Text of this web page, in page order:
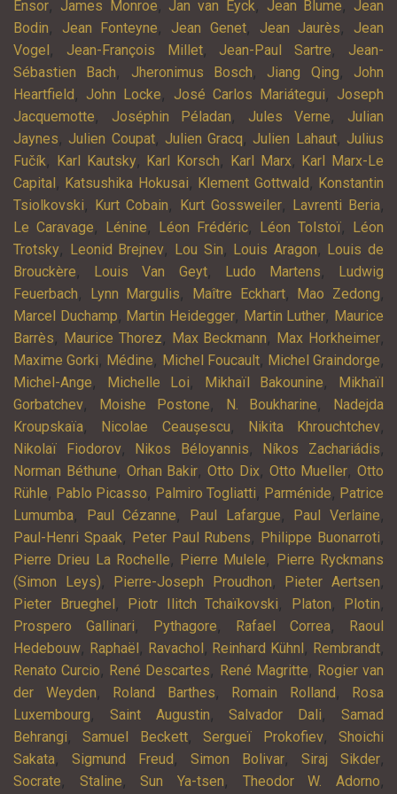
Ensor, James Monroe, Jan van Eyck, Jean Blume, Jean
Bodin, Jean Fonteyne, Jean Genet, Jean Jaurès, Jean
Vogel , Jean-François Millet, Jean-Paul Sartre, Jean-
Sébastien Bach, Jheronimus Bosch, Jiang Qing, John
Heartfield , John Locke, José Carlos Mariátegui, Joseph
Jacquemotte, Joséphin Péladan, Jules Verne, Julian
Jaynes, Julien Coupat, Julien Gracq, Julien Lahaut, Julius
Fučík, Karl Kautsky, Karl Korsch, Karl Marx, Karl Marx-Le
Capital , Katsushika Hokusai, Klement Gottwald , Konstantin
Tsiolkovski, Kurt Cobain, Kurt Gossweiler, Lavrenti Beria,
Le Caravage, Lénine, Léon Frédéric, Léon Tolstoï,
Léon
Trotsky, Leonid Brejnev, Lou Sin, Louis Aragon, Louis de
Brouckère, Louis Van Geyt, Ludo Martens,
Ludwig
Feuerbach, Lynn Margulis, Maître Eckhart, Mao Zedong,
Marcel Duchamp, Martin Heidegger, Martin Luther, Maurice
Barrès, Maurice Thorez, Max Beckmann, Max Horkheimer,
Maxime Gorki, Médine, Michel Foucault, Michel Graindorge,
Michel-Ange, Michelle Loi, Mikhaïl Bakounine,
Mikhaïl
Gorbatchev, Moishe Postone, N. Boukharine,
Nadejda
Kroupskaïa, Nicolae Ceaușescu, Nikita Khrouchtchev,
Nikolaï Fiodorov, Nikos Béloyannis, Níkos Zachariádis,
Norman Béthune, Orhan Bakir, Otto Dix, Otto Mueller, Otto
Rühle, Pablo Picasso, Palmiro Togliatti, Parménide, Patrice
Lumumba, Paul Cézanne, Paul Lafargue, Paul Verlaine,
Paul-Henri Spaak, Peter Paul Rubens, Philippe Buonarroti,
Pierre Drieu La Rochelle, Pierre Mulele,
Pierre Ryckmans
(Simon Leys), Pierre-Joseph Proudhon, Pieter Aertsen,
Pieter Brueghel , Piotr Ilitch Tchaïkovski, Platon, Plotin,
Prospero Gallinari, Pythagore, Rafael Correa,
Raoul
Hedebouw, Raphaël , Ravachol , Reinhard Kühnl , Rembrandt,
Renato Curcio, René Descartes, René Magritte, Rogier van
der Weyden, Roland Barthes, Romain Rolland ,
Rosa
Luxembourg, Saint Augustin,Salvador Dali,Samad
Behrangi,Samuel Beckett,Sergueï Prokofiev,Shoichi
Sakata, Sigmund Freud , Simon Bolivar, Siraj Sikder,
Socrate, Staline,Sun Ya-tsen, Theodor W. Adorno,